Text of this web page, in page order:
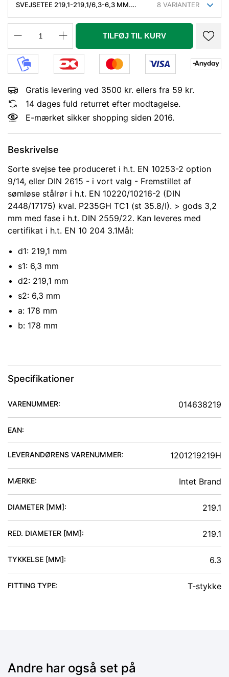
SVEJSETEE 219,1-219,1/6,3-6,3 MM.
TYPE A.
8 VARIANTER
TILFØJ TIL KURV
Gratis levering ved 3500 kr. ellers fra 59 kr.
14 dages fuld returret efter modtagelse.
E-mærket sikker shopping siden 2016.
Beskrivelse
Sorte svejse tee produceret i h.t. EN 10253-2 option
9/14, eller DIN 2615 - i vort valg - Fremstillet af
sømløse stålrør i h.t. EN 10220/10216-2 (DIN
2448/17175) kval. P235GH TC1 (st 35.8/I). > gods 3,2
mm med fase i h.t. DIN 2559/22. Kan leveres med
certifikat i h.t. EN 10 204 3.1Mål:
d1: 219,1 mm
s1: 6,3 mm
d2: 219,1 mm
s2: 6,3 mm
a: 178 mm
b: 178 mm
Specifikationer
VARENUMMER: 014638219
EAN:
LEVERANDØRENS VARENUMMER: 1201219219H
MÆRKE: Intet Brand
DIAMETER [MM]: 219.1
RED. DIAMETER [MM]: 219.1
TYKKELSE [MM]: 6.3
FITTING TYPE: T-stykke
Andre har også set på